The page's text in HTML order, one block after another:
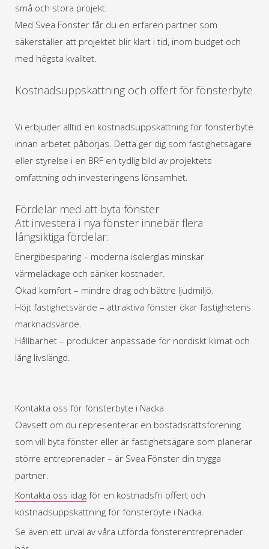
små och stora projekt.
Med Svea Fönster får du en erfaren partner som
säkerställer att projektet blir klart i tid, inom budget och
med högsta kvalitet.
Kostnadsuppskattning och offert för fönsterbyte
Vi erbjuder alltid en kostnadsuppskattning för fönsterbyte
innan arbetet påbörjas. Detta ger dig som fastighetsägare
eller styrelse i en BRF en tydlig bild av projektets
omfattning och investeringens lönsamhet.
Fördelar med att byta fönster
Att investera i nya fönster innebär flera
långsiktiga fördelar:
Energibesparing – moderna isolerglas minskar
värmeläckage och sänker kostnader.
Ökad komfort – mindre drag och bättre ljudmiljö.
Höjt fastighetsvärde – attraktiva fönster ökar fastighetens
marknadsvärde.
Hållbarhet – produkter anpassade för nordiskt klimat och
lång livslängd.
Kontakta oss för fönsterbyte i Nacka
Oavsett om du representerar en bostadsrättsförening
som vill byta fönster eller är fastighetsägare som planerar
större entreprenader – är Svea Fönster din trygga
partner.
Kontakta oss idag för en kostnadsfri offert och
kostnadsuppskattning för fönsterbyte i Nacka.
Se även ett urval av våra utförda fönsterentreprenader